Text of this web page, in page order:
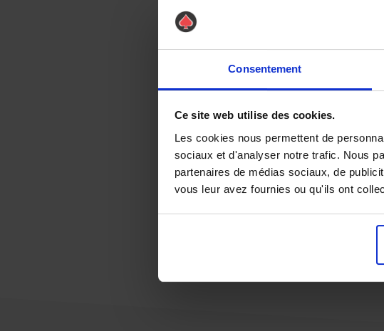
Consentement
Ce site web utilise des cookies.
Les cookies nous permettent de
sociaux et d'analyser notre trafic. Nous
partenaires de médias sociaux, de
vous leur avez fournies ou qu'ils ont